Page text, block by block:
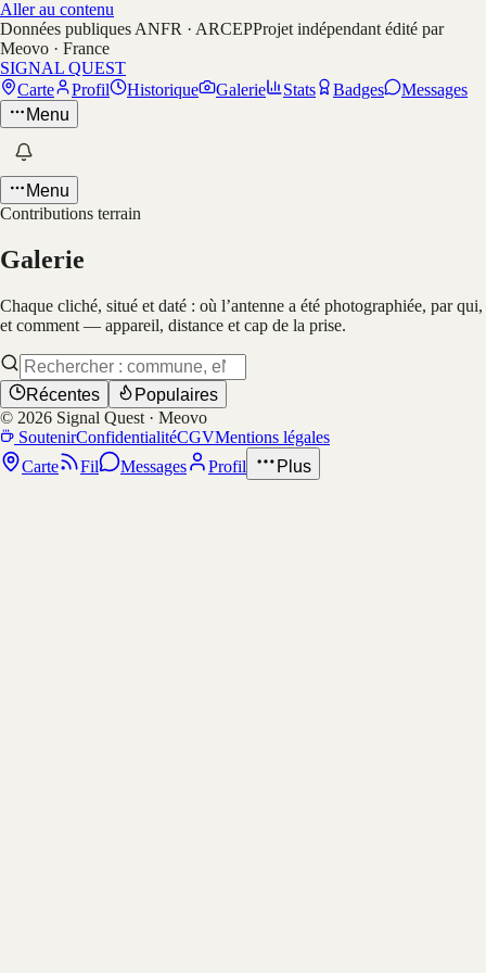
Aller au contenu
Données publiques ANFR · ARCEPProjet indépendant édité par
Meovo · France
SIGNAL QUEST
Carte
Profil Historique Galerie Stats Badges
Messages
Menu
Menu
Contributions terrain
Galerie
Chaque cliché, situé et daté : où l’antenne a été photographiée, par qui,
et comment — appareil, distance et cap de la prise.
Récentes
Populaires
© 2026 Signal Quest · Meovo
SoutenirConfidentialitéCGVMentions légales
Carte
Fil Messages Profil Plus